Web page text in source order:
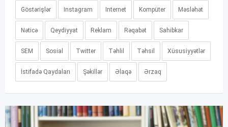
Göstərişlər Instagram Internet Kompüter Məsləhət
Nəticə Qeydiyyat Reklam Rəqabət Sahibkar
SEM Sosial Twitter Təhlil Təhsil Xüsusiyyətlər
İstifadə Qaydaları Şəkillər Əlaqə Ərzaq